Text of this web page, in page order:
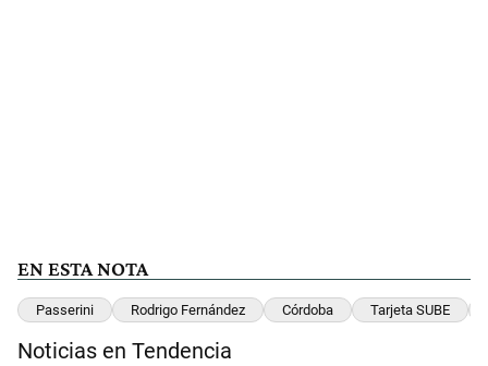
EN ESTA NOTA
Passerini Rodrigo Fernández Córdoba Tarjeta SUBE
Noticias en Tendencia